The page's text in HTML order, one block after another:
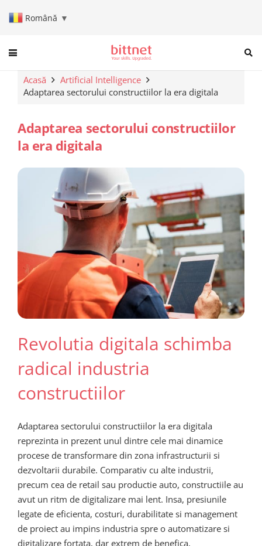
Română ▼
When autocomplete results
Acasă
Artificial Intelligence
Adaptarea sectorului constructiilor la era digitala
Adaptarea sectorului constructiilor
la era digitala
Revolutia digitala schimba
radical industria
constructiilor
Adaptarea sectorului constructiilor la era digitala
reprezinta in prezent unul dintre cele mai dinamice
procese de transformare din zona infrastructurii si
dezvoltarii durabile. Comparativ cu alte industrii,
precum cea de retail sau productie auto, constructiile au
avut un ritm de digitalizare mai lent. Insa, presiunile
legate de eficienta, costuri, durabilitate si management
de proiect au impins industria spre o automatizare si
digitalizare fortata, dar extrem de benefica.